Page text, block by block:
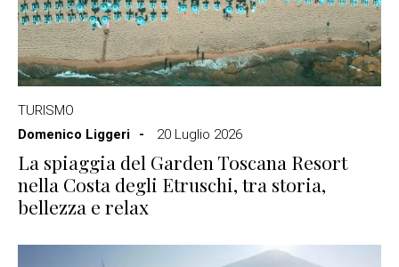
TURISMO
Domenico Liggeri
20 Luglio 2026
La spiaggia del Garden Toscana Resort
nella Costa degli Etruschi, tra storia,
bellezza e relax